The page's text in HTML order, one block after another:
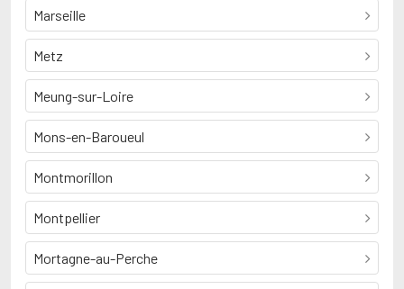
Marseille
Metz
Meung-sur-Loire
Mons-en-Baroueul
Montmorillon
Montpellier
Mortagne-au-Perche